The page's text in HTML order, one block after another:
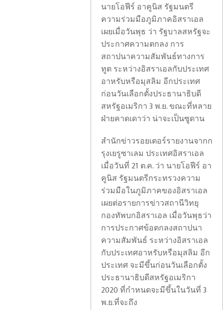
นายโอฟีร์ อาคูนิส รัฐมนตรี
ความร่วมมือภูมิภาคอิสราเอล
เผยเมื่อวันพุธ ว่า รัฐบาลสหรัฐจะ
ประกาศความตกลง การ
สถาปนาความสัมพันธ์ทางการ
ทูต ระหว่างอิสราเอลกับประเทศ
อาหรับหรือมุสลิม อีกประเทศ
ก่อนวันเลือกตั้งประธานาธิบดี
สหรัฐอเมริกา 3 พ.ย. ขณะที่หลาย
ฝ่ายคาดเดาว่า น่าจะเป็นซูดาน
สำนักข่าวรอยเตอร์รายงานจากก
รุงเยรูซาเลม ประเทศอิสราเอล
เมื่อวันที่ 21 ต.ค. ว่า นายโอฟีร์ อา
คูนิส รัฐมนตรีกระทรวงความ
ร่วมมือในภูมิภาคของอิสราเอล
เผยต่อรายการข่าวสถานีวิทยุ
กองทัพบกอิสราเอล เมื่อวันพุธว่า
การประกาศข้อตกลงสถาปนา
ความสัมพันธ์ ระหว่างอิสราเอล
กับประเทศอาหรับหรือมุสลิม อีก
ประเทศ จะมีขึ้นก่อนวันเลือกตั้ง
ประธานาธิบดีสหรัฐอเมริกา
2020 ที่กำหนดจะมีขึ้นในวันที่ 3
พ.ย.ที่จะถึง